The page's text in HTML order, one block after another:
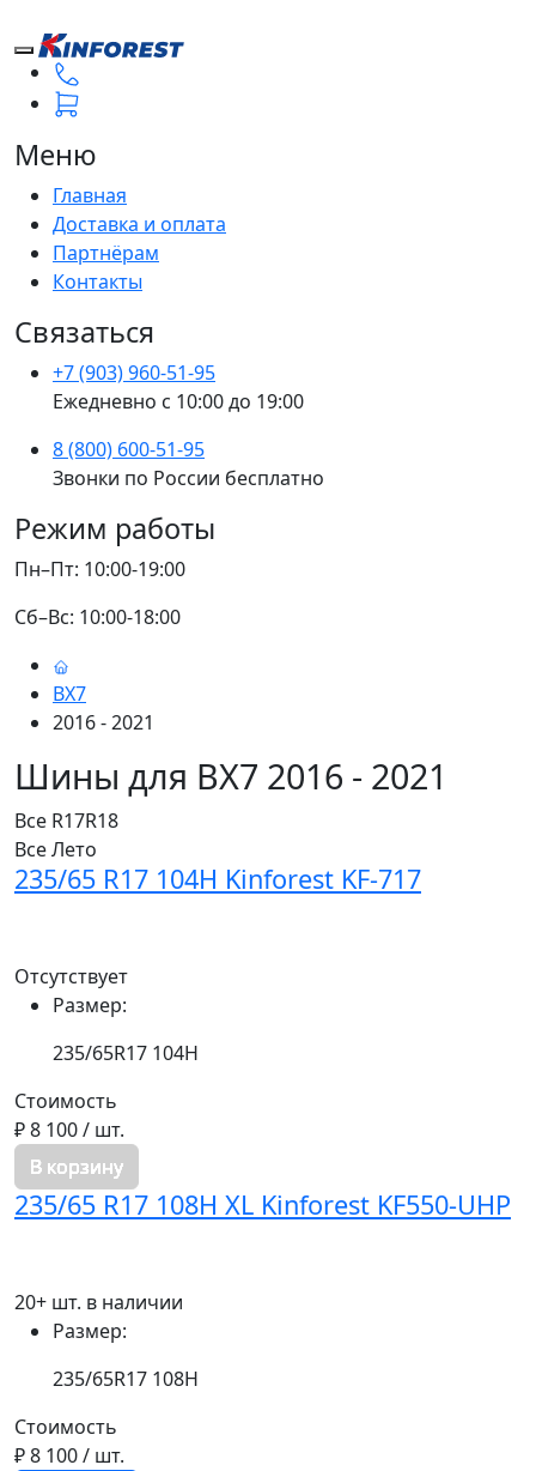
Меню
Главная
Доставка и оплата
Партнёрам
Контакты
Связаться
+7 (903) 960-51-95
Ежедневно с 10:00 до 19:00
8 (800) 600-51-95
Звонки по России бесплатно
Режим работы
Пн–Пт: 10:00-19:00
Сб–Вс: 10:00-18:00
BX7
2016 - 2021
Шины для BX7 2016 - 2021
Все R17R18
ВсеЛето
235/65 R17 104H Kinforest KF-717
Отсутствует
Размер:
235/65R17 104H
Стоимость
₽ 8 100/ шт.
В корзину
235/65 R17 108H XL Kinforest KF550-UHP
20+ шт. в наличии
Размер:
235/65R17 108H
Стоимость
₽ 8 100/ шт.